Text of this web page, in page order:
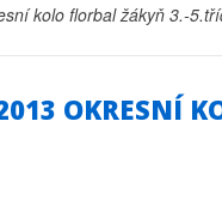
kolo florbal žákyň 3.-
OKRESNÍ